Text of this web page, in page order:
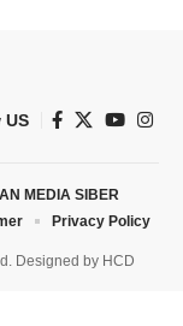
US
Designed by HCD
MEDIA SIBER
Privacy Policy